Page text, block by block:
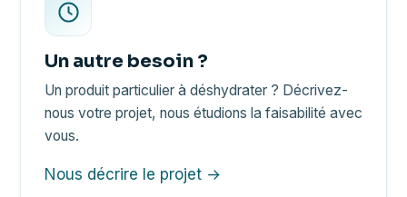
Un autre besoin ?
Un produit particulier à déshydrater ? Décrivez-
nous votre projet, nous étudions la faisabilité avec
vous.
Nous décrire le projet →